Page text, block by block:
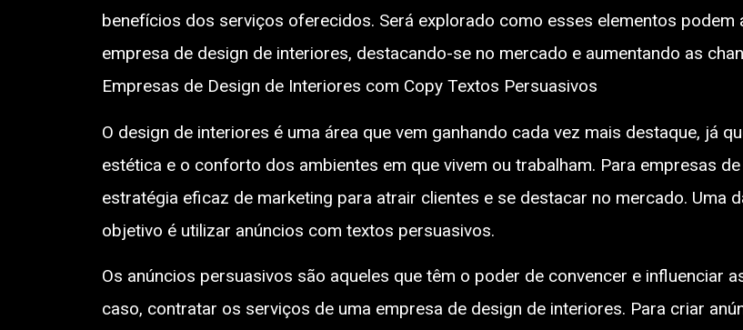
benefícios dos serviços oferecidos. Será explorado como esses elementos
empresa de design de interiores, destacando-se no mercado e aumentando as
Empresas de Design de Interiores com Copy Textos Persuasivos
O design de interiores é uma área que vem ganhando cada vez mais destaque, já
estética e o conforto dos ambientes em que vivem ou trabalham. Para empresas
estratégia eficaz de marketing para atrair clientes e se destacar no mercado. Uma
objetivo é utilizar anúncios com textos persuasivos.
Os anúncios persuasivos são aqueles que têm o poder de convencer e influenciar
caso, contratar os serviços de uma empresa de design de interiores. Para criar